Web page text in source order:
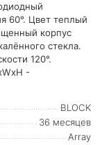
60°. Цвет теплый
корпус
стекла.
120°.
-
BLOCK
36 месяцев
Array